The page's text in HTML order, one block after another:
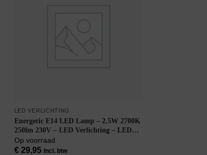
LED VERLICHTING
Energetic E14 LED Lamp – 2.5W 2700K
250lm 230V – LED Verlichting – LED
Buislamp T25 – Warm Wit – Per doos à
8 stuks
Op voorraad
€29,95 Incl. btw